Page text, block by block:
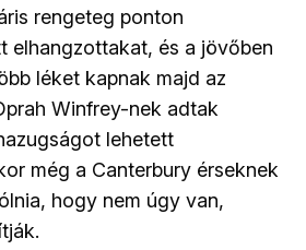
rengeteg ponton
elhangzottakat, és a jövőben
léket kapnak majd az
Winfrey-nek adtak
lehetett
még a Canterbury érseknek
hogy nem úgy van,